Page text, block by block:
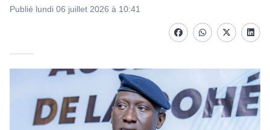
Publié lundi 06 juillet 2026 à 10:41
FacebookwhatsappTwitter